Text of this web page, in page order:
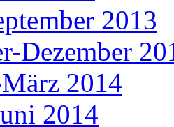
2013
Dezember
2014
2014